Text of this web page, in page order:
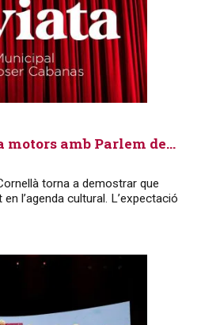
amb Parlem de…
torna a demostrar que
l’agenda cultural. L’expectació